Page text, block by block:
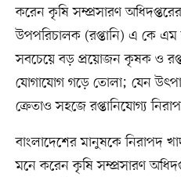
করেন কৃষি সম্প্রসারণ
উপপরিচালক (রপ্তানি) এ কে
সবচেয়ে বড় প্রয়োজন কৃষক ও
যোগাযোগ গড়ে তোলা; যেন
ক্রেতাও সহজে রপ্তানিযোগ্য
বাংলাদেশের মানুষকে নিরাপদ
মনে করেন কৃষি সম্প্রসারণ